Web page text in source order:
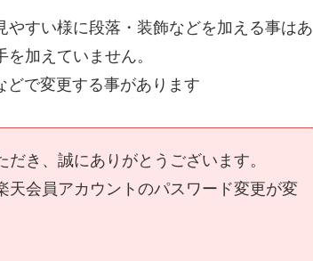
すい様に段落・装飾などを加える事はあ
加えていません。
で変更する事があります
き、誠にありがとうございます。
天会員アカウントのパスワード変更が変